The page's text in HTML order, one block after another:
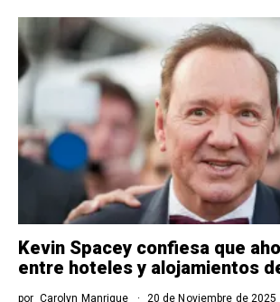
Kevin Spacey confiesa que
entre hoteles y alojamientos
por Carolyn Manrique 20 de Noviembre de 2025